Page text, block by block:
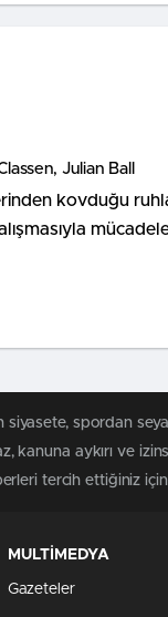
Helenmary Ball, Emily Classen, Julian Ball
kovduğu
ediyor.
siyasete, spordan
aykırı ve
tercih ettiğiniz
MULTİMEDYA
Gazeteler